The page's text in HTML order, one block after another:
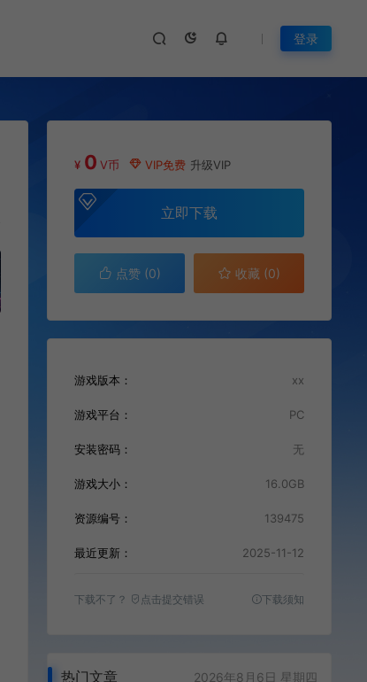
登录
¥ 0 V币 VIP免费 升级VIP
立即下载
点赞 (0) 收藏 (0)
游戏版本： xx
游戏平台： PC
安装密码： 无
游戏大小： 16.0GB
资源编号： 139475
最近更新： 2025-11-12
下载不了？ 点击提交错误 下载须知
热门文章 2026年8月6日 星期四